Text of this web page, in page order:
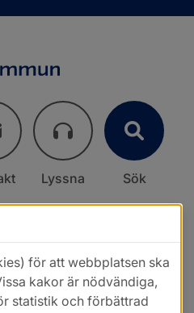
Lyssna Sök
för att webbplatsen ska
kakor är nödvändiga,
statistik och förbättrad